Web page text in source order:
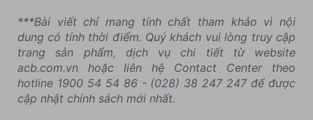
***Bài viết chỉ mang tính chất tham khảo vì nội
dung có tính thời điểm. Quý khách vui lòng truy cập
trang sản phẩm, dịch vụ chi tiết từ website
acb.com.vn hoặc liên hệ Contact Center theo
hotline 1900 54 54 86 - (028) 38 247 247 để được
cập nhật chính sách mới nhất.